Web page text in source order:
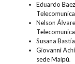
Eduardo
Nelson
Susana
Giovanni
sede Maipú.